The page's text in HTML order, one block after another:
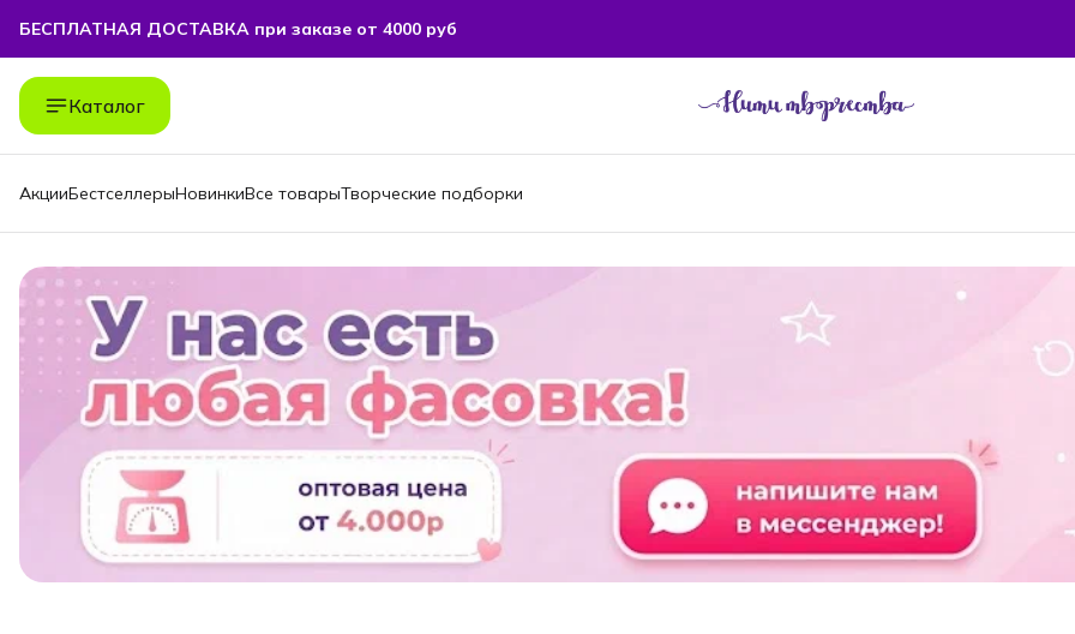
БЕСПЛАТНАЯ ДОСТАВКА при заказе от 4000 руб
БЕСПЛАТНАЯ ДОСТАВКА при заказе от 4000 руб
Каталог
АкцииБестселлерыНовинкиВсе товарыТворческие подборки